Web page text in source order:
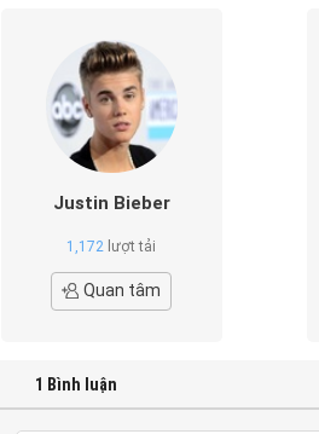
Justin Bieber
1,172 lượt tải
Quan tâm
1 Bình luận